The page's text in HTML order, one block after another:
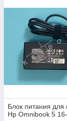
Блок питания для
Hp Omnibook 5